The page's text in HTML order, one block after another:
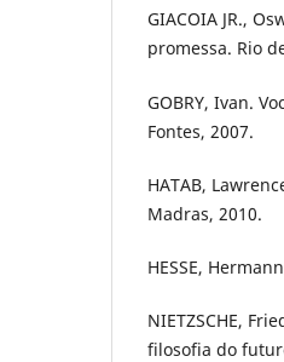
GIACOIA JR.,
promessa. Rio
GOBRY, Ivan.
Fontes, 2007.
HATAB,
Madras, 2010.
HESSE,
NIETZSCHE,
filosofia do